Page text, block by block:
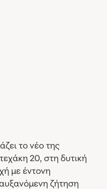
το νέο της
20, στη δυτική
με έντονη
ζήτηση